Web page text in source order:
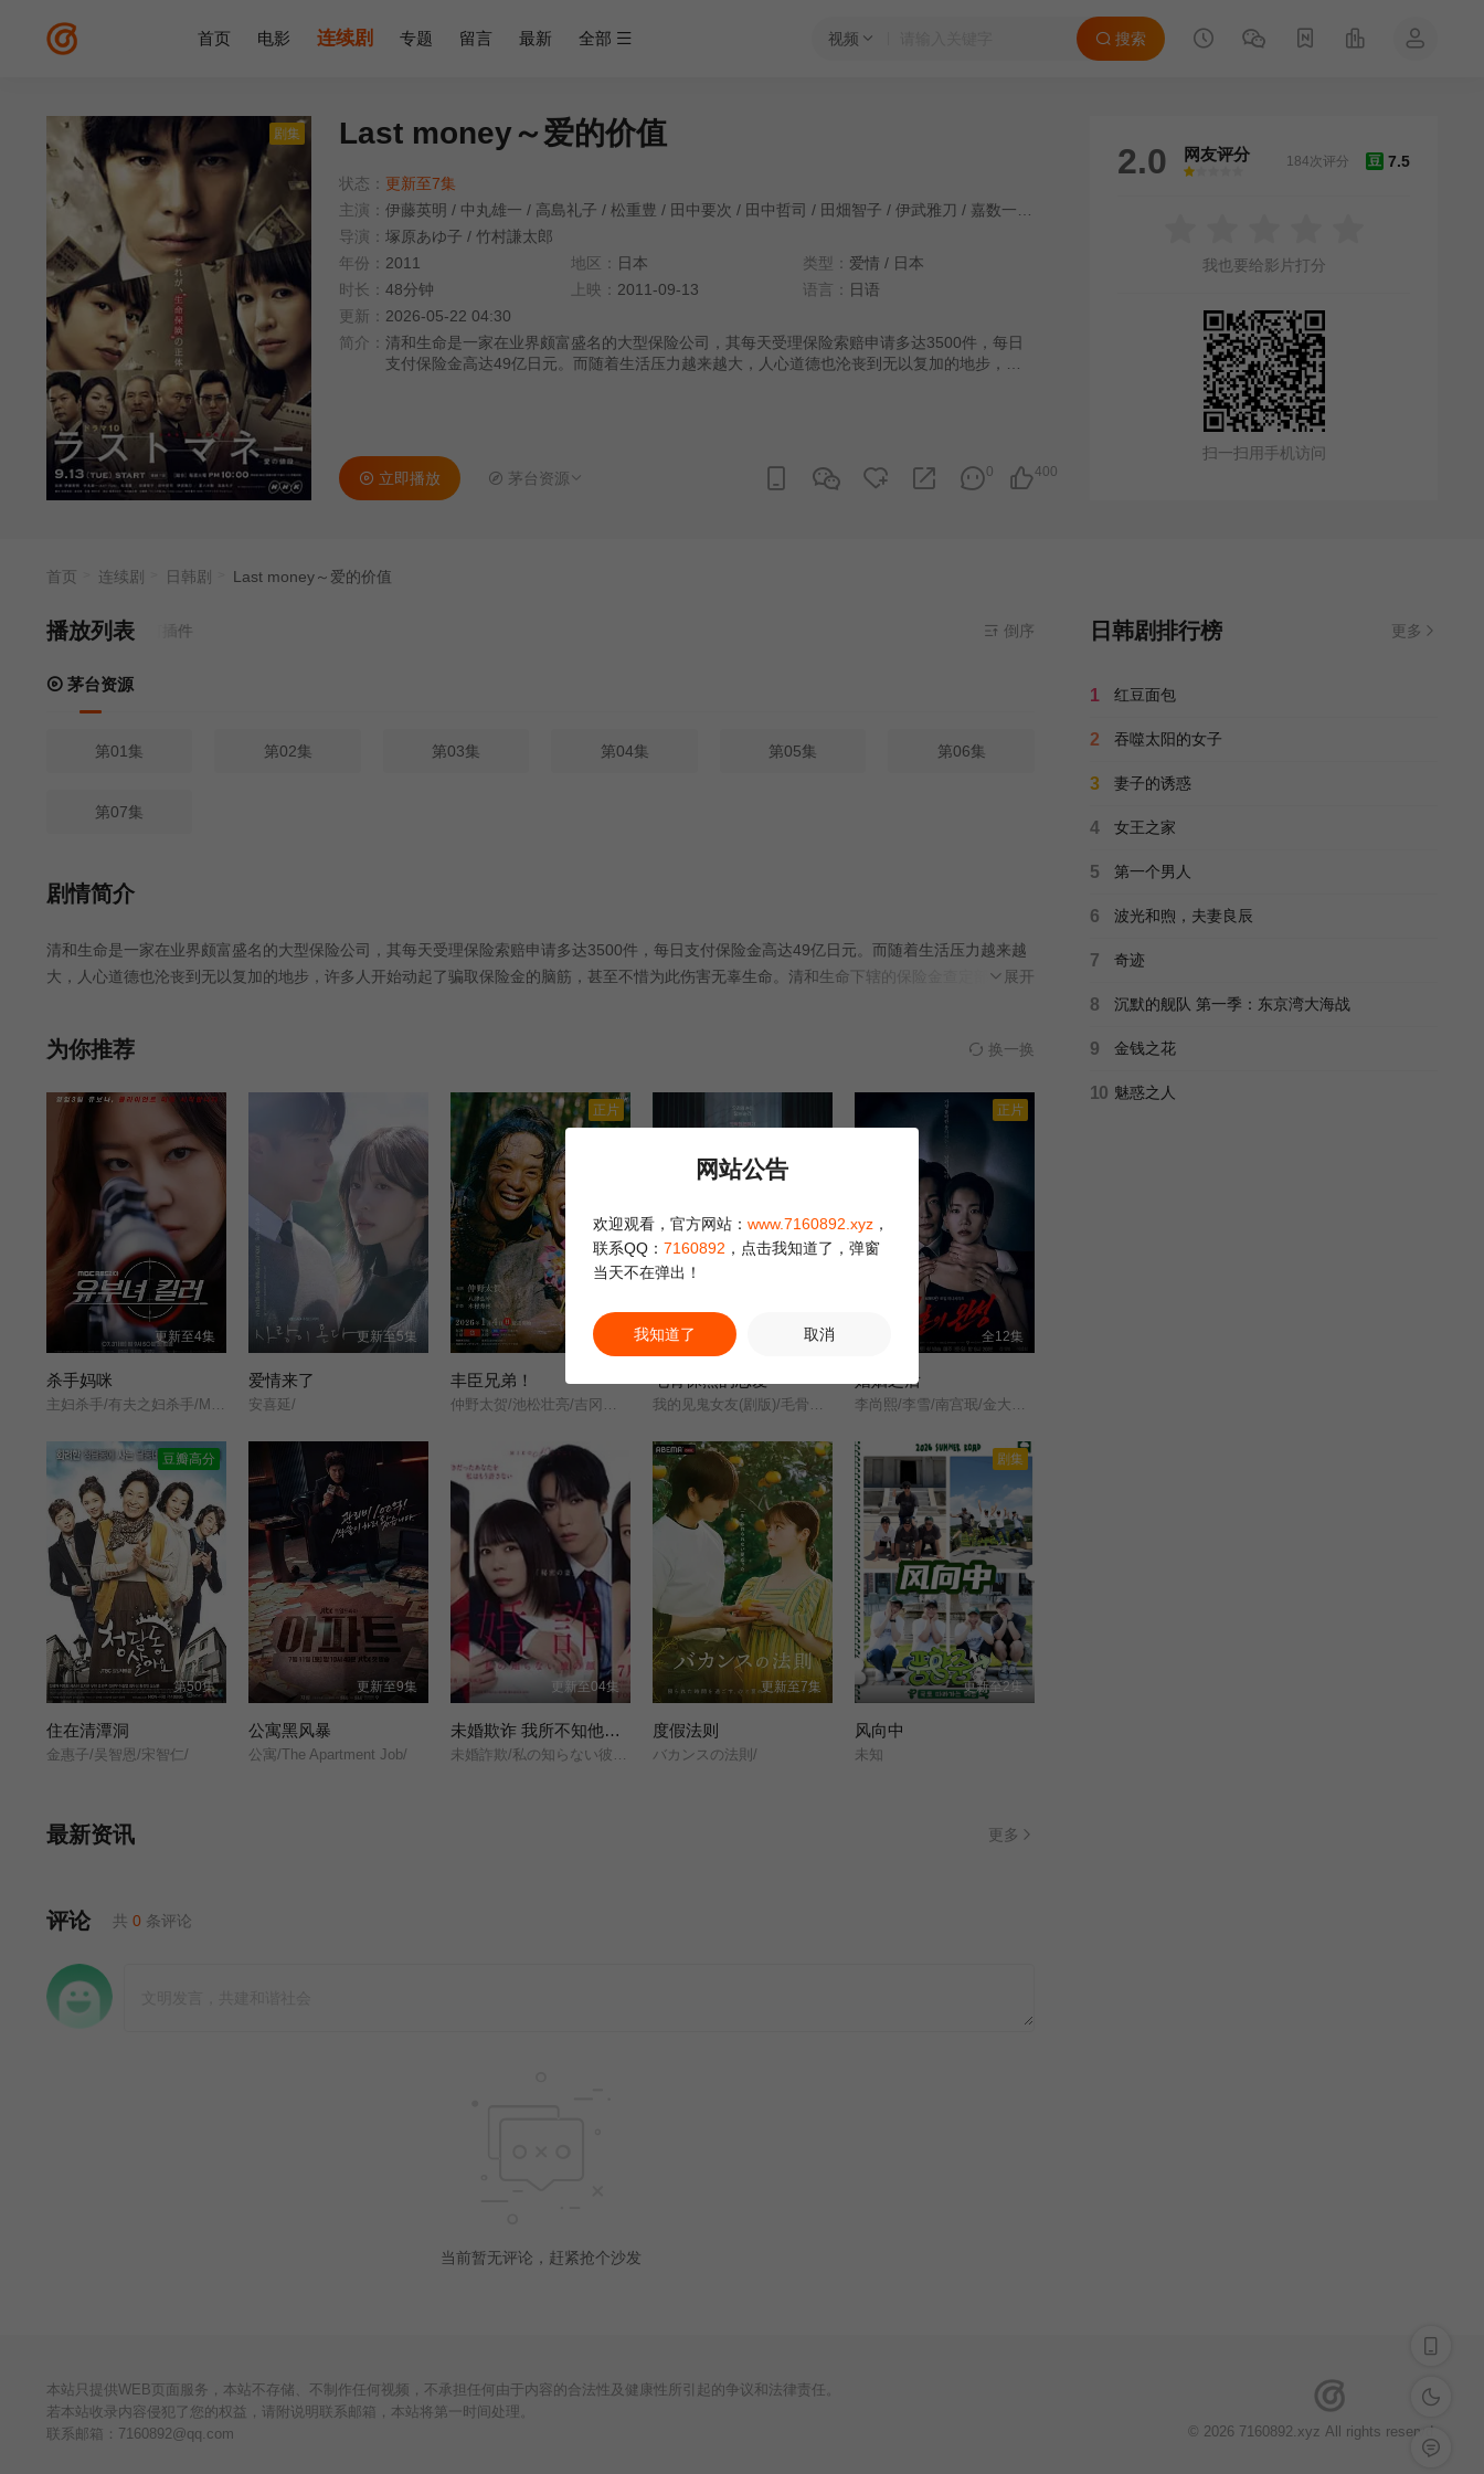
视频 搜索
首页 电影 连续剧 专题 留言 最新 全部
剧集 Last money～爱的价值
状态： 更新至7集
主演： 伊藤英明 / 中丸雄一 / 高島礼子 / 松重豊 / 田中要次 / 田中哲司 / 田畑智子 / 伊武雅刀 / 嘉数一星
导演： 塚原あゆ子 / 竹村謙太郎
年份： 2011 地区： 日本 类型： 爱情 / 日本
时长： 48分钟 上映： 2011-09-13 语言： 日语
更新： 2026-05-22 04:30
简介： 清和生命是一家在业界颇富盛名的大型保险公司，其每天受理保险索赔申请多达3500件，每日
支付保险金高达49亿日元。而随着生活压力越来越大，人心道德也沦丧到无以复加的地步，许
吾（中丸雄一 饰）加入保金查定部，向岛被委派成为他的指导者。跟随着这位坚毅执着的向岛
前辈，世间万象将逐一展现在初涉世事的大野眼前……
400
0
立即播放 茅台资源
2.0 网友评分
很差
较差还行推荐
力荐
豆 7.5
184次评分
我也要给影片打分
扫一扫用手机访问
首页 连续剧 日韩剧 Last money～爱的价值
播放列表
- 无需安装任何插件 倒序
茅台资源
第01集 第02集 第03集 第04集 第05集 第06集
第07集
剧情简介
清和生命是一家在业界颇富盛名的大型保险公司，其每天受理保险索赔申请多达3500件，每日支付保险金高达49亿日元。而随着生活压力越来越
大，人心道德也沦丧到无以复加的地步，许多人开始动起了骗取保险金的脑筋，甚至不惜为此伤害无辜生命。清和生命下辖的保险金查定部特殊
丸雄一 饰）加入保金查定部，向岛被委派成为他的指导者。跟随着这位坚毅执着的向岛前辈，世间万象将逐一展现在初涉世事的大野眼前……
展开
为你推荐 换一换
更新至4集
杀手妈咪
主妇杀手/有夫之妇杀手/Married Woman Killer/A Bona Fide Killer/
更新至5集
爱情来了
安喜延/
正片
第30集
丰臣兄弟！
仲野太贺/池松壮亮/吉冈里帆/滨边美波/小栗旬/宫崎葵/安藤樱/白石圣/坂井真纪/宫泽艾玛/大东骏介/松下洸平/要润/中岛步/山口马木也/菅井友香/佳久创/井上和/滨田龙臣/仓泽杏菜/松本怜生/
第8集
毛骨悚然的恋爱
我的见鬼女友(剧版)/毛骨悚然的恋爱(剧版)/오싹한 연애: 나를 찾아줘/Chilling Romance: Find Me/Chilling Romance/Spellbound/Spooky in Love/
正片
全12集
婚姻之后
李尚熙/李雪/南宫珉/金大明/朴炳垠/
豆瓣高分
第50集
住在清潭洞
金惠子/吴智恩/宋智仁/
更新至9集
公寓黑风暴
公寓/The Apartment Job/
更新至04集
未婚欺诈 我所不知他的真面目
更新至7集
度假法则
バカンスの法則/
剧集
更新至2集
风向中
未知
最新资讯 更多
评论 共 0 条评论
当前暂无评论，赶紧抢个沙发
日韩剧排行榜 更多
1 红豆面包
2 吞噬太阳的女子
3 妻子的诱惑
4 女王之家
5 第一个男人
6 波光和煦，夫妻良辰
7 奇迹
8 沉默的舰队 第一季：东京湾大海战
9 金钱之花
10 魅惑之人
深色模式
留言反馈
本站只提供WEB页面服务，本站不存储、不制作任何视频，不承担任何由于内容的合法性及健康性所引起的争议和法律责任。
若本站收录内容侵犯了您的权益，请附说明联系邮箱，本站将第一时间处理。
联系邮箱： 7160892@qq.com © 2026 7160892.xyz All rights reservd.
网站公告
欢迎观看，官方网站： www.7160892.xyz ，
联系QQ： 7160892 ，点击我知道了，弹窗
当天不在弹出！
我知道了 取消